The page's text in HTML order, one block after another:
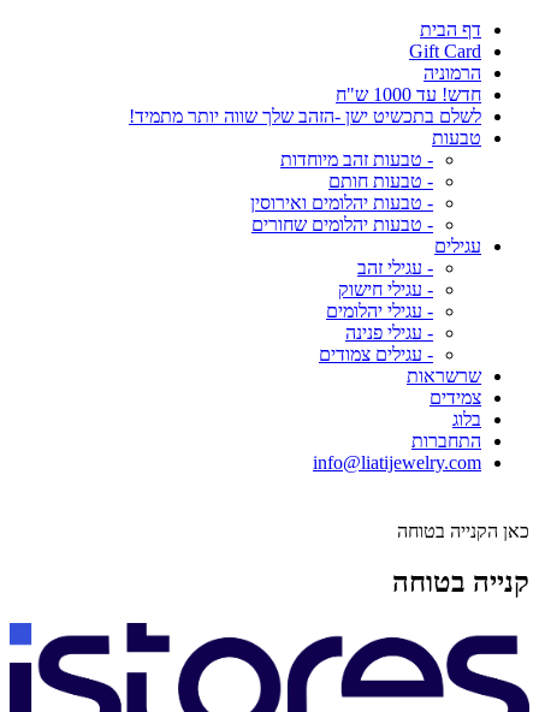
דף הבית
Gift Card
הרמוניה
חדש! עד 1000 ש"ח
לשלם בתכשיט ישן -הזהב שלך שווה יותר מתמיד!
טבעות
- טבעות זהב מיוחדות
- טבעות חותם
- טבעות יהלומים ואירוסין
- טבעות יהלומים שחורים
עגילים
- עגילי זהב
- עגילי חישוק
- עגילי יהלומים
- עגילי פנינה
- עגילים צמודים
שרשראות
צמידים
בלוג
התחברות
info@liatijewelry.com
כאן הקנייה בטוחה
קנייה בטוחה